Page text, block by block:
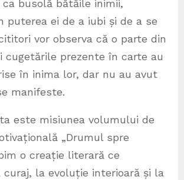
busolă bătăile inimii,
puterea ei de a iubi și de a se
vor observa că o parte din
cugetările prezente în carte au
în inima lor, dar nu au avut
manifeste.
este misiunea volumului de
„Drumul spre
o creație literară ce
curaj, la evoluție interioară și la